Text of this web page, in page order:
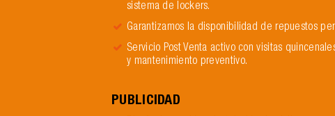
sistema de lockers.
Garantizamos la disponibilidad de repuestos
Servicio Post Venta activo con visitas
y mantenimiento preventivo.
PUBLICIDAD